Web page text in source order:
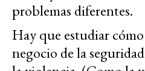
problemas diferentes.
Hay que estudiar
negocio de la